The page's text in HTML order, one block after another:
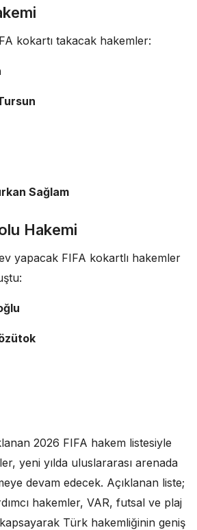
kokartı takacak hakemler:
Sağlam
Hakemi
yapacak FIFA kokartlı hakemler
2026 FIFA hakem listesiyle
yeni yılda uluslararası arenada
devam edecek. Açıklanan liste;
hakemler, VAR, futsal ve plaj
Türk hakemliğinin geniş